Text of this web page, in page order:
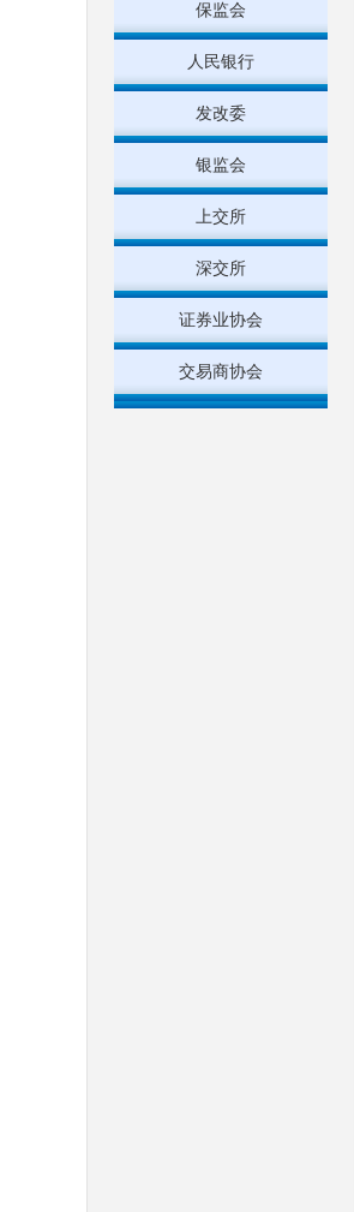
保监会
人民银行
发改委
银监会
上交所
深交所
证券业协会
交易商协会